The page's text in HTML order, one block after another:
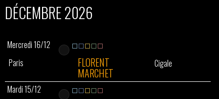
DÉCEMBRE 2026
Mercredi 16/12
Paris
FLORENT
MARCHET
Cigale
Mardi 15/12